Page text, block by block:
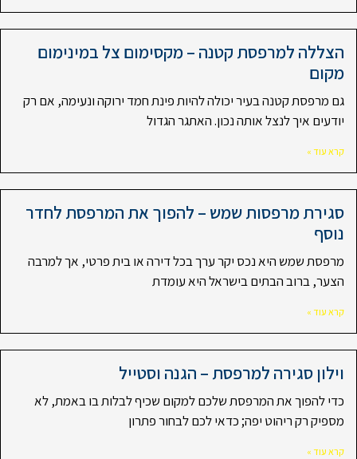
הצללה למרפסת קטנה – מקסימום צל במינימום
מקום
גם מרפסת קטנה בעיר יכולה להיות פינת חמד ירוקה ונעימה, אם רק
יודעים איך לנצל אותה נכון. האתגר הגדול
קרא עוד »
סגירת מרפסות שמש – להפוך את המרפסת לחדר
נוסף
מרפסת שמש היא נכס יקר ערך בכל דירה או בית פרטי, אך למרבה
הצער, ברוב הבתים בישראל היא עומדת
קרא עוד »
וילון סגירה למרפסת – הגנה וסטייל
כדי להפוך את המרפסת שלכם למקום שכיף לבלות בו באמת, לא
מספיק רק ריהוט יפה; כדאי לכם לבחור פתרון
קרא עוד »